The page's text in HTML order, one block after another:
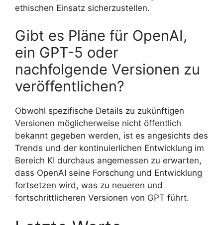
ethischen Einsatz sicherzustellen.
Gibt es Pläne für OpenAI,
ein GPT-5 oder
nachfolgende Versionen zu
veröffentlichen?
Obwohl spezifische Details zu zukünftigen
Versionen möglicherweise nicht öffentlich
bekannt gegeben werden, ist es angesichts des
Trends und der kontinuierlichen Entwicklung im
Bereich KI durchaus angemessen zu erwarten,
dass OpenAI seine Forschung und Entwicklung
fortsetzen wird, was zu neueren und
fortschrittlicheren Versionen von GPT führt.